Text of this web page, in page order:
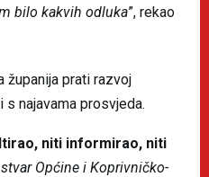
bilo kakvih odluka”, rekao
županija prati razvoj
najavama prosvjeda.
niti informirao, niti
Općine i Koprivničko-